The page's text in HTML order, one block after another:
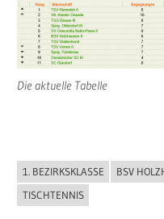
Die aktuelle Tabelle
ALLGEMEIN
1. BEZIRKSKLASSE BSV
TISCHTENNIS